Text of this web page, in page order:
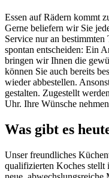
Essen auf Rädern kommt
Gerne beliefern wir Sie
Service nur an
spontan entscheiden: Ein
bringen wir Ihnen die
können Sie auch bereits
wieder abbestellen.
gestalten. Zugestellt
Uhr. Ihre Wünsche
Was gibt es
Unser freundliches
qualifizierten Koches stellt